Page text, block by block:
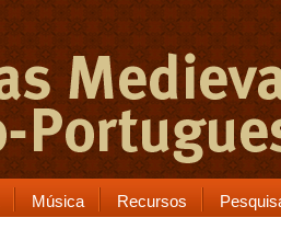
Música Recursos